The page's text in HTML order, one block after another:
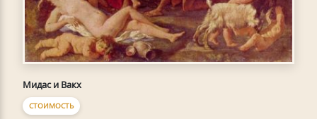
Мидас и Вакх
СТОИМОСТЬ